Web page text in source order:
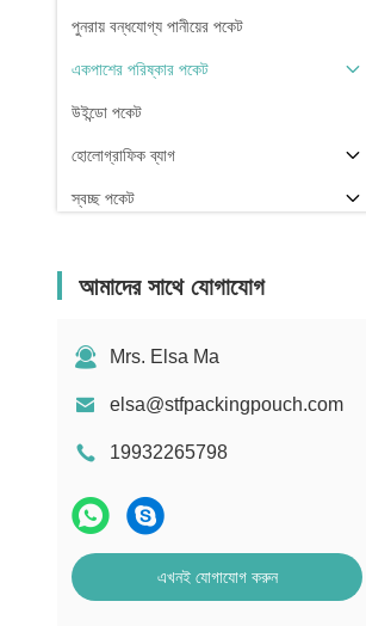
পুনরায় বন্ধযোগ্য পানীয়ের পকেট
একপাশের পরিষ্কার পকেট
উইন্ডো পকেট
হোলোগ্রাফিক ব্যাগ
স্বচ্ছ পকেট
আমাদের সাথে যোগাযোগ
Mrs. Elsa Ma
elsa@stfpackingpouch.com
19932265798
এখনই যোগাযোগ করুন